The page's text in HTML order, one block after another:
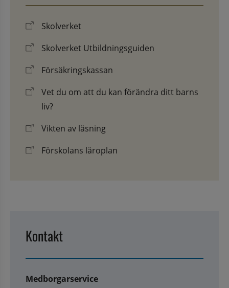
Skolverket
Skolverket Utbildningsguiden
Försäkringskassan
Vet du om att du kan förändra ditt barns
liv?
Vikten av läsning
Förskolans läroplan
Kontakt
Medborgarservice